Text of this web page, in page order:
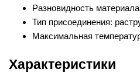
Разновидность
Тип присоединения:
Максимальная
Характеристики